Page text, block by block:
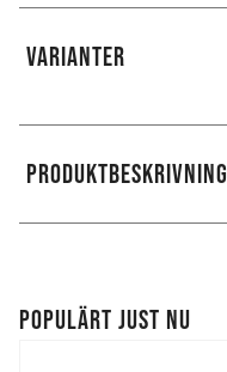
VARIANTER
PRODUKTBESKRIVNING
POPULÄRT JUST NU